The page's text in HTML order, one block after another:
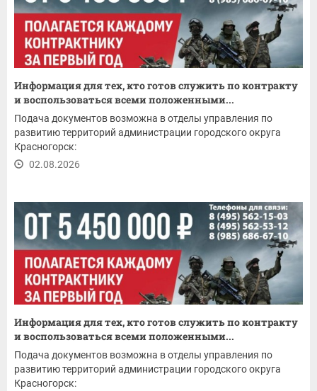
Информация для тех, кто готов служить по контракту
и воспользоваться всеми положенными...
Подача документов возможна в отделы управления по
развитию территорий администрации городского округа
Красногорск:
02.08.2026
Информация для тех, кто готов служить по контракту
и воспользоваться всеми положенными...
Подача документов возможна в отделы управления по
развитию территорий администрации городского округа
Красногорск: